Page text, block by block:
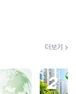
더보기
2